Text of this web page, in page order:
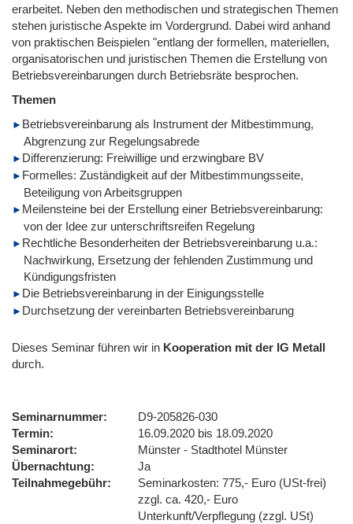
erarbeitet. Neben den methodischen und strategischen Themen
stehen juristische Aspekte im Vordergrund. Dabei wird anhand
von praktischen Beispielen "entlang der formellen, materiellen,
organisatorischen und juristischen Themen die Erstellung von
Betriebsvereinbarungen durch Betriebsräte besprochen.
Themen
Betriebsvereinbarung als Instrument der Mitbestimmung,
Abgrenzung zur Regelungsabrede
Differenzierung: Freiwillige und erzwingbare BV
Formelles: Zuständigkeit auf der Mitbestimmungsseite,
Beteiligung von Arbeitsgruppen
Meilensteine bei der Erstellung einer Betriebsvereinbarung:
von der Idee zur unterschriftsreifen Regelung
Rechtliche Besonderheiten der Betriebsvereinbarung u.a.:
Nachwirkung, Ersetzung der fehlenden Zustimmung und
Kündigungsfristen
Die Betriebsvereinbarung in der Einigungsstelle
Durchsetzung der vereinbarten Betriebsvereinbarung
Dieses Seminar führen wir in Kooperation mit der IG Metall
durch.
Seminarnummer
D9-205826-030
Termin
16.09.2020 bis 18.09.2020
Seminarort
Münster - Stadthotel Münster
Übernachtung
Ja
Teilnahmegebühr
Seminarkosten: 775,- Euro (USt-frei)
zzgl. ca. 420,- Euro
Unterkunft/Verpflegung (zzgl. USt)